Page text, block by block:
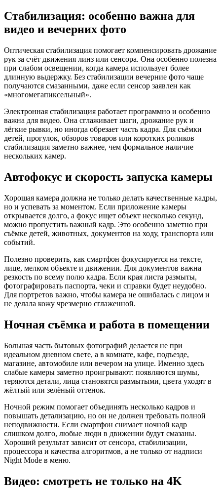
Стабилизация: особенно важна для
видео и вечерних фото
Оптическая стабилизация помогает компенсировать дрожание
рук за счёт движения линз или сенсора. Она особенно полезна
при слабом освещении, когда камера использует более
длинную выдержку. Без стабилизации вечерние фото чаще
получаются смазанными, даже если сенсор заявлен как
«многомегапиксельный».
Электронная стабилизация работает программно и особенно
важна для видео. Она сглаживает шаги, дрожание рук и
лёгкие рывки, но иногда обрезает часть кадра. Для съёмки
детей, прогулок, обзоров товаров или коротких роликов
стабилизация заметно важнее, чем формальное наличие
нескольких камер.
Автофокус и скорость запуска камеры
Хорошая камера должна не только делать качественные кадры,
но и успевать за моментом. Если приложение камеры
открывается долго, а фокус ищет объект несколько секунд,
можно пропустить важный кадр. Это особенно заметно при
съёмке детей, животных, документов на ходу, транспорта или
событий.
Полезно проверить, как смартфон фокусируется на тексте,
лице, мелком объекте и движении. Для документов важна
резкость по всему полю кадра. Если края листа размыты,
фотографировать паспорта, чеки и справки будет неудобно.
Для портретов важно, чтобы камера не ошибалась с лицом и
не делала кожу чрезмерно сглаженной.
Ночная съёмка и работа в помещении
Большая часть бытовых фотографий делается не при
идеальном дневном свете, а в комнате, кафе, подъезде,
магазине, автомобиле или вечером на улице. Именно здесь
слабые камеры заметно проигрывают: появляются шумы,
теряются детали, лица становятся размытыми, цвета уходят в
жёлтый или зелёный оттенок.
Ночной режим помогает объединять несколько кадров и
повышать детализацию, но он не должен требовать полной
неподвижности. Если смартфон снимает ночной кадр
слишком долго, любые люди в движении будут смазаны.
Хороший результат зависит от сенсора, стабилизации,
процессора и качества алгоритмов, а не только от надписи
Night Mode в меню.
Видео: смотреть не только на 4K